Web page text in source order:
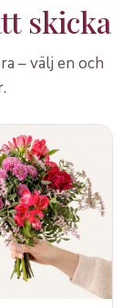
skicka
– välj en och